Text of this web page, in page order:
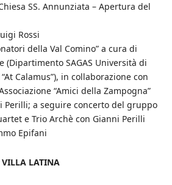
SS. Annunziata – Apertura del
Rossi
della Val Comino” a cura di
(Dipartimento SAGAS Università di
Calamus”), in collaborazione con
“Amici della Zampogna”
Perilli; a seguire concerto del gruppo
e Trio Archè con Gianni Perilli
Epifani
VILLA LATINA